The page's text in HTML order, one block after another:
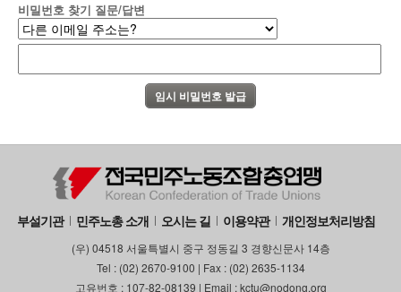
비밀번호 찾기 질문/답변
부설기관 민주노총 소개 오시는 길 이용약관 개인정보처리방침
(우) 04518 서울특별시 중구 정동길 3 경향신문사 14층
Tel : (02) 2670-9100 | Fax : (02) 2635-1134
고유번호 : 107-82-08139 | Email : kctu@nodong.org